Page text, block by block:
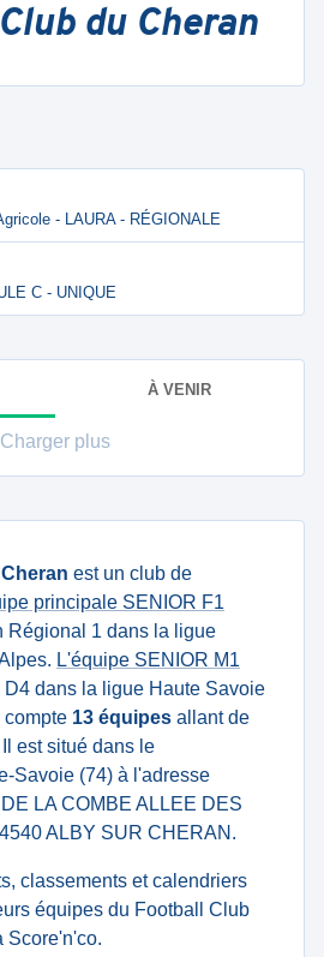
du Cheran
- LAURA - RÉGIONALE
C - UNIQUE
À VENIR
Charger plus
est un club de
principale SENIOR F1
Régional 1 dans la ligue
L'équipe SENIOR M1
dans la ligue Haute Savoie
compte 13 équipes allant de
est situé dans le
Savoie (74) à l'adresse
LA COMBE ALLEE DES
ALBY SUR CHERAN.
classements et calendriers
équipes du Football Club
Score'n'co.